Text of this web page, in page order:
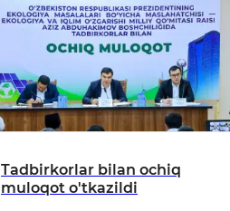
Tadbirkorlar bilan ochiq
muloqot o'tkazildi